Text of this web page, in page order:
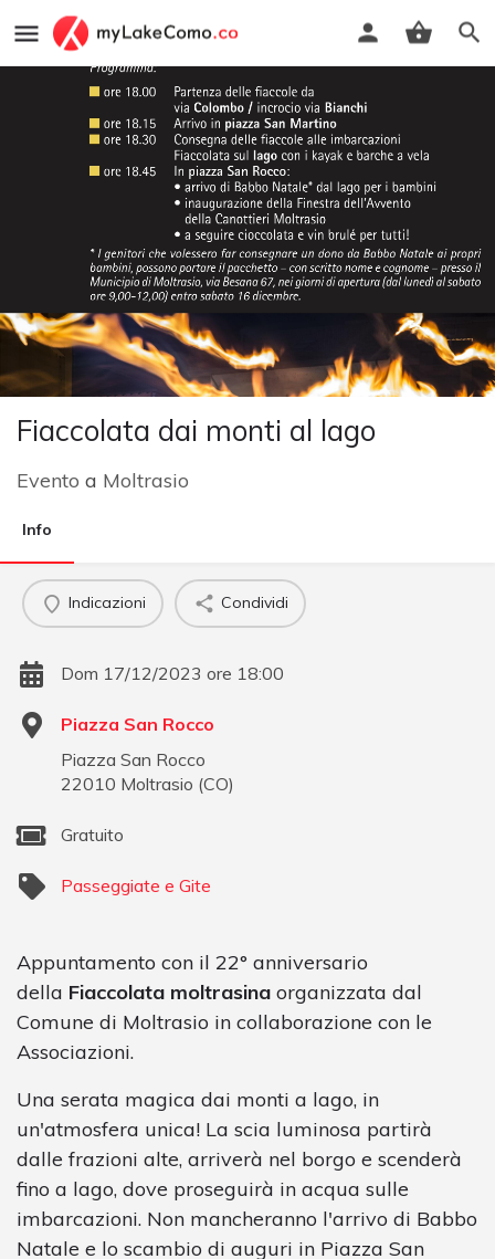
Fiaccolata dai monti al lago
Evento a Moltrasio
Info
Indicazioni Condividi
Dom 17/12/2023 ore 18:00
Piazza San Rocco
Piazza San Rocco
22010 Moltrasio (CO)
Gratuito
Passeggiate e Gite
Appuntamento con il 22° anniversario
della Fiaccolata moltrasina organizzata dal
Comune di Moltrasio in collaborazione con le
Associazioni.
Una serata magica dai monti a lago, in
un'atmosfera unica! La scia luminosa partirà
dalle frazioni alte, arriverà nel borgo e scenderà
fino a lago, dove proseguirà in acqua sulle
imbarcazioni. Non mancheranno l'arrivo di Babbo
Natale e lo scambio di auguri in Piazza San